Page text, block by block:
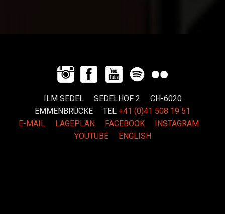
ILM SEDEL SEDELHOF 2 CH-6020
EMMENBRÜCKE TEL+41 (0)41 508 19 51
E-MAIL
LAGEPLAN FACEBOOK
INSTAGRAM
YOUTUBE
ENGLISH